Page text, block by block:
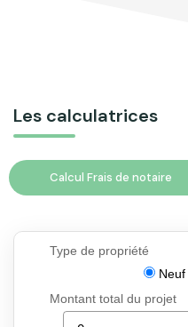
Les calculatrices
Calcul Frais de notaire